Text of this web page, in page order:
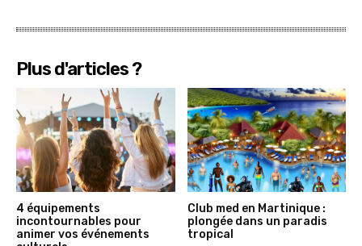
Plus d'articles ?
4 équipements
incontournables pour
animer vos événements
Club med en Martinique :
plongée dans un paradis
tropical